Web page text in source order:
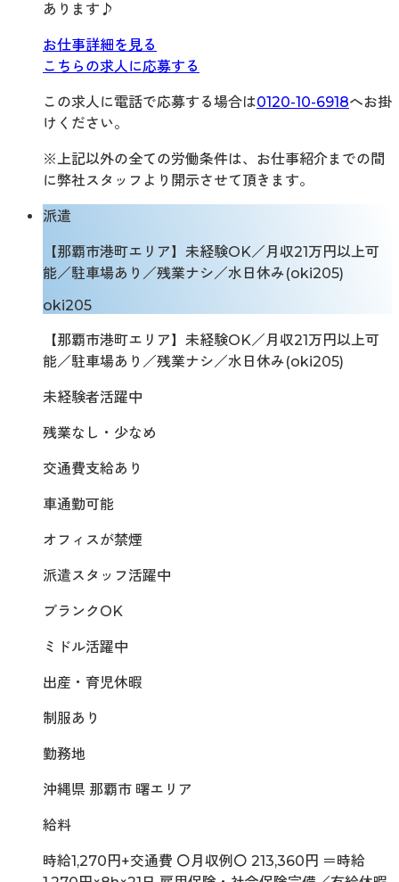
あります♪
お仕事詳細を見る
こちらの求人に応募する
この求人に電話で応募する場合は0120-10-6918へお掛
けください。
※上記以外の全ての労働条件は、お仕事紹介までの間
に弊社スタッフより開示させて頂きます。
派遣
【那覇市港町エリア】未経験OK／月収21万円以上可
能／駐車場あり／残業ナシ／水日休み(oki205)
oki205
【那覇市港町エリア】未経験OK／月収21万円以上可
能／駐車場あり／残業ナシ／水日休み(oki205)
未経験者活躍中
残業なし・少なめ
交通費支給あり
車通勤可能
オフィスが禁煙
派遣スタッフ活躍中
ブランクOK
ミドル活躍中
出産・育児休暇
制服あり
勤務地
沖縄県 那覇市 曙エリア
給料
時給1,270円+交通費 〇月収例〇 213,360円 ＝時給